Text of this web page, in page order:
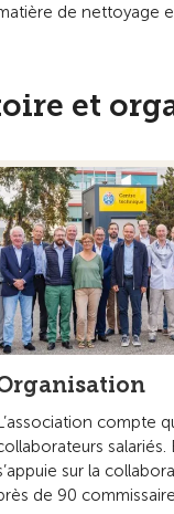
de nettoyage
et
compte
salariés.
sur la
de 90